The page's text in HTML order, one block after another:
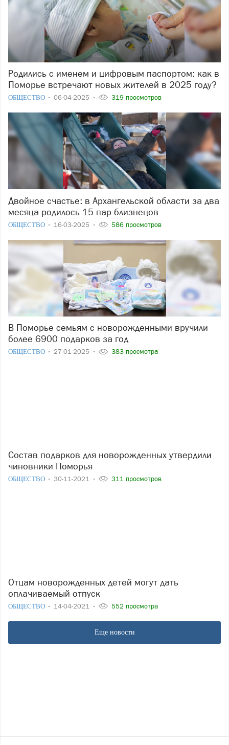
Родились с именем и цифровым паспортом: как в
Поморье встречают новых жителей в 2025 году?
ОБЩЕСТВО 06-04-2025 319 просмотров
Двойное счастье: в Архангельской области за два
месяца родилось 15 пар близнецов
ОБЩЕСТВО 16-03-2025 586 просмотров
В Поморье семьям с новорожденными вручили
более 6900 подарков за год
ОБЩЕСТВО 27-01-2025 383 просмотра
Состав подарков для новорожденных утвердили
чиновники Поморья
ОБЩЕСТВО 30-11-2021 311 просмотров
Отцам новорожденных детей могут дать
оплачиваемый отпуск
ОБЩЕСТВО 14-04-2021 552 просмотра
Еще новости